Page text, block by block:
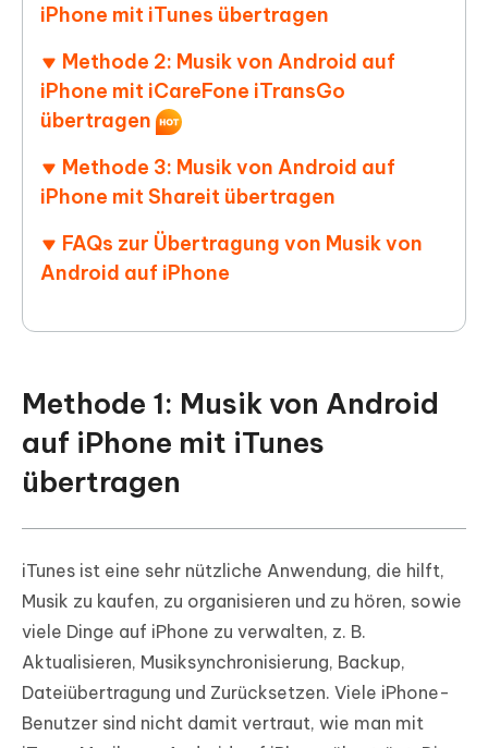
iPhone mit iTunes übertragen
Methode 2: Musik von Android auf
iPhone mit iCareFone iTransGo
übertragen
Methode 3: Musik von Android auf
iPhone mit Shareit übertragen
FAQs zur Übertragung von Musik von
Android auf iPhone
Methode 1: Musik von Android
auf iPhone mit iTunes
übertragen
iTunes ist eine sehr nützliche Anwendung, die hilft,
Musik zu kaufen, zu organisieren und zu hören, sowie
viele Dinge auf iPhone zu verwalten, z. B.
Aktualisieren, Musiksynchronisierung, Backup,
Dateiübertragung und Zurücksetzen. Viele iPhone-
Benutzer sind nicht damit vertraut, wie man mit